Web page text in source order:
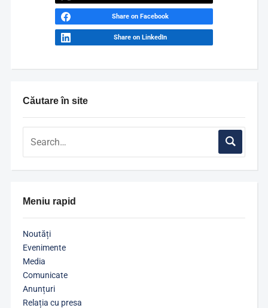
Căutare în site
Meniu rapid
Noutăți
Evenimente
Media
Comunicate
Anunțuri
Relația cu presa
Share on Facebook
Share on LinkedIn